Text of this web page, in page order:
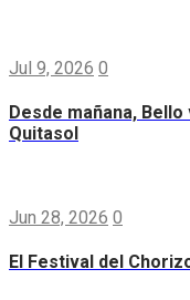
Jul 9, 2026 0
Desde mañana,
Quitasol
Jun 28, 2026 0
El Festival del